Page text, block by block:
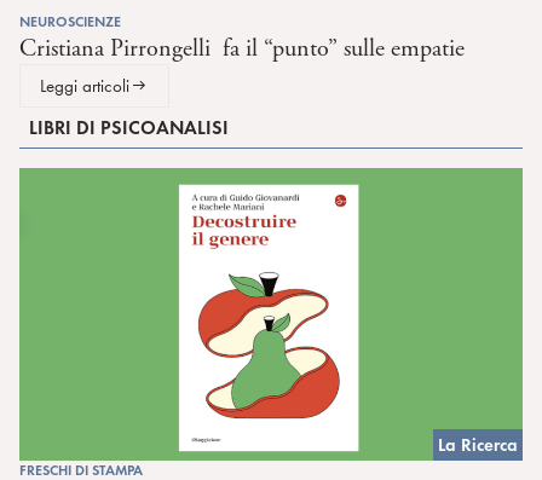
NEUROSCIENZE
Cristiana Pirrongelli fa il “punto” sulle empatie
Leggi articoli
LIBRI DI PSICOANALISI
La Ricerca
FRESCHI DI STAMPA